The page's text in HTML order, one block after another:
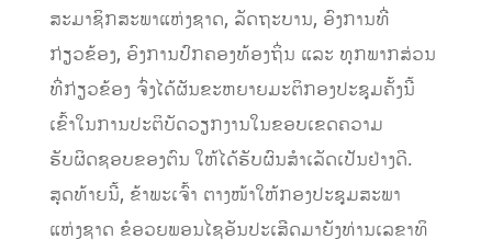
ສະມາຊິກສະພາແຫ່ງຊາດ, ລັດຖະບານ, ອົງການທີ່
ກ່ຽວຂ້ອງ, ອົງການປົກຄອງທ້ອງຖິ່ນ ແລະ ທຸກພາກສ່ວນ
ທີ່ກ່ຽວຂ້ອງ ຈົ່ງໄດ້ຜັນຂະຫຍາຍມະຕິກອງປະຊຸມຄັ້ງນີ້
ເຂົ້າໃນການປະຕິບັດວຽກງານໃນຂອບເຂດຄວາມ
ຮັບຜິດຊອບຂອງຕົນ ໃຫ້ໄດ້ຮັບຜົນສໍາເລັດເປັນຢ່າງດີ.
ສຸດທ້າຍນີ້, ຂ້າພະເຈົ້າ ຕາງໜ້າໃຫ້ກອງປະຊຸມສະພາ
ແຫ່ງຊາດ ຂໍອວຍພອນໄຊອັນປະເສີດມາຍັງທ່ານເລຂາທິ